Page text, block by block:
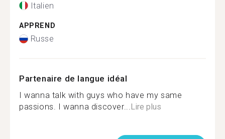
Italien
APPREND
Russe
Partenaire de langue idéal
I wanna talk with guys who have my same
passions. I wanna discover...Lire plus